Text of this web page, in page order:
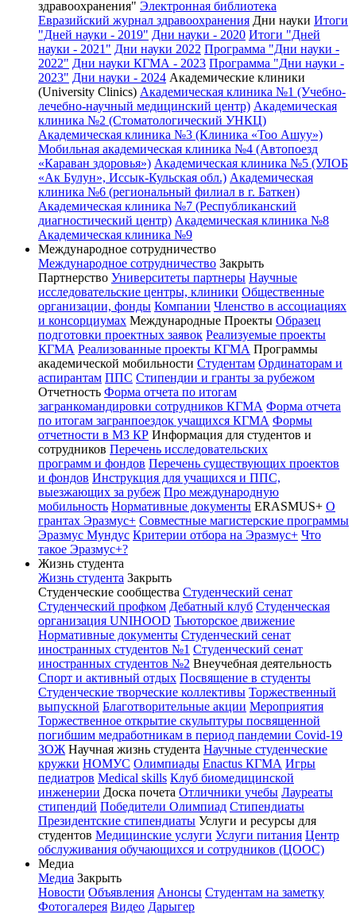
здравоохранения" Электронная библиотека
Евразийский журнал здравоохранения Дни науки Итоги
"Дней науки - 2019" Дни науки - 2020 Итоги "Дней
науки - 2021" Дни науки 2022 Программа "Дни науки -
2022" Дни науки КГМА - 2023 Программа "Дни науки -
2023" Дни науки - 2024 Академические клиники
(University Clinics) Академическая клиника №1 (Учебно-
лечебно-научный медицинский центр) Академическая
клиника №2 (Стоматологический УНКЦ)
Академическая клиника №3 (Клиника «Тоо Ашуу»)
Мобильная академическая клиника №4 (Автопоезд
«Караван здоровья») Академическая клиника №5 (УЛОБ
«Ак Булун», Иссык-Кульская обл.) Академическая
клиника №6 (региональный филиал в г. Баткен)
Академическая клиника №7 (Республиканский
диагностический центр) Академическая клиника №8
Академическая клиника №9
Международное сотрудничество
Международное сотрудничество Закрыть
Партнерство Университеты партнеры Научные
исследовательские центры, клиники Общественные
организации, фонды Компании Членство в ассоциациях
и консорциумах Международные Проекты Образец
подготовки проектных заявок Реализуемые проекты
КГМА Реализованные проекты КГМА Программы
академической мобильности Студентам Ординаторам и
аспирантам ППС Стипендии и гранты за рубежом
Отчетность Форма отчета по итогам
загранкомандировки сотрудников КГМА Форма отчета
по итогам загранпоездок учащихся КГМА Формы
отчетности в МЗ КР Информация для студентов и
сотрудников Перечень исследовательских
программ и фондов Перечень существующих проектов
и фондов Инструкция для учащихся и ППС,
выезжающих за рубеж Про международную
мобильность Нормативные документы ERASMUS+ О
грантах Эразмус+ Совместные магистерские программы
Эразмус Мундус Критерии отбора на Эразмус+ Что
такое Эразмус+?
Жизнь студента
Жизнь студента Закрыть
Студенческие сообщества Студенческий сенат
Студенческий профком Дебатный клуб Студенческая
организация UNIHOOD Тьюторское движение
Нормативные документы Студенческий сенат
иностранных студентов №1 Студенческий сенат
иностранных студентов №2 Внеучебная деятельность
Спорт и активный отдых Посвящение в студенты
Студенческие творческие коллективы Торжественный
выпускной Благотворительные акции Мероприятия
Торжественное открытие скульптуры посвященной
погибшим медработникам в период пандемии Covid-19
ЗОЖ Научная жизнь студента Научные студенческие
кружки НОМУС Олимпиады Enactus КГМА Игры
педиатров Medical skills Клуб биомедицинской
инженерии Доска почета Отличники учебы Лауреаты
стипендий Победители Олимпиад Стипендиаты
Президентские стипендиаты Услуги и ресурсы для
студентов Медицинские услуги Услуги питания Центр
обслуживания обучающихся и сотрудников (ЦООС)
Медиа
Медиа Закрыть
Новости Объявления Анонсы Студентам на заметку
Фотогалерея Видео Дарыгер